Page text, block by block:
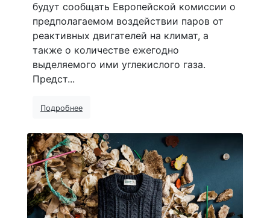
будут сообщать Европейской комиссии о
предполагаемом воздействии паров от
реактивных двигателей на климат, а
также о количестве ежегодно
выделяемого ими углекислого газа.
Предст...
Подробнее